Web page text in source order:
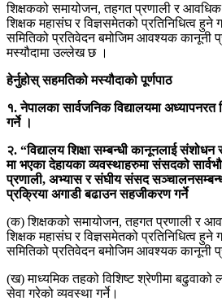
शिक्षकको समायोजन, तहगत प्रणाली र आवधिक
शिक्षक महासंघ र विज्ञसमेतको प्रतिनिधित्व हुने
समितिको प्रतिवेदन बमोजिम आवश्यक कानूनी
मस्यौदामा उल्लेख छ ।
हेर्नुहोस् सहमतिको मस्यौदाको पूर्णपाठ
१. नेपालका सार्वजनिक विद्यालयमा अध्यापनरत
गर्ने ।
२. “विद्यालय शिक्षा सम्बन्धी कानूनलाई
मा भएका देहायका व्यवस्थाहरुमा संसदको
प्रणाली, अभ्यास र संघीय संसद
प्रक्रिया अगाडी बढाउन सहजीकरण गर्ने
(क) शिक्षकको समायोजन, तहगत प्रणाली र
शिक्षक महासंघ र विज्ञसमेतको प्रतिनिधित्व हुने
समितिको प्रतिवेदन बमोजिम आवश्यक कानूनी
(ख) माध्यमिक तहको विशिष्ट श्रेणीमा बढुवाको
सेवा गरेको व्यवस्था गर्ने।